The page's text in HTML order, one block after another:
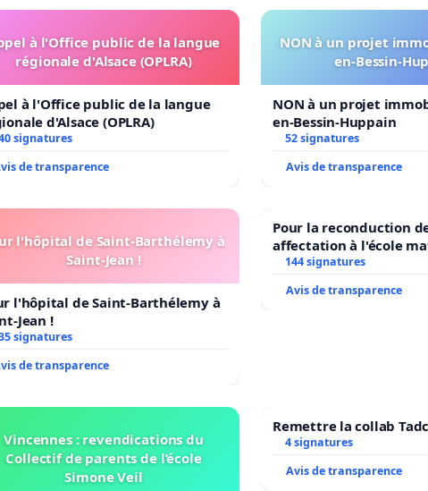
à l'Office public de la langue
régionale d'Alsace (OPLRA)
à l'Office public de la langue
d'Alsace (OPLRA)
signatures
de transparence
NON à un projet
en-Bessin-
NON à un projet
en-Bessin-Huppain
52 signatures
Avis de transparence
l'hôpital de Saint-Barthélemy à
Saint-Jean !
l'hôpital de Saint-Barthélemy à
Jean !
signatures
de transparence
Pour la reconduction
affectation à l'école
LAMARTINE auprès de
2026/2027
144 signatures
Avis de transparence
Vincennes : revendications du
Collectif de parents de l’école
Simone Veil
Remettre la collab
4 signatures
Avis de transparence